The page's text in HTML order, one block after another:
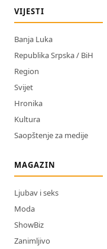
VIJESTI
Banja Luka
Republika Srpska / BiH
Region
Svijet
Hronika
Kultura
Saopštenje za medije
MAGAZIN
Ljubav i seks
Moda
ShowBiz
Zanimljivo